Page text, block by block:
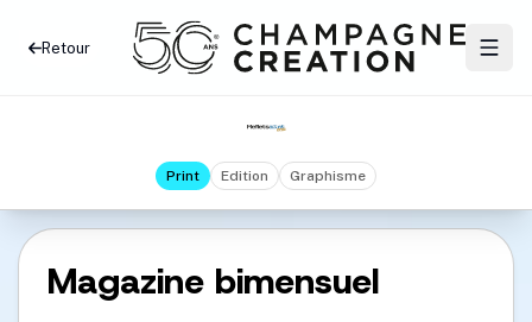
Retour
Print Edition Graphisme
Magazine bimensuel